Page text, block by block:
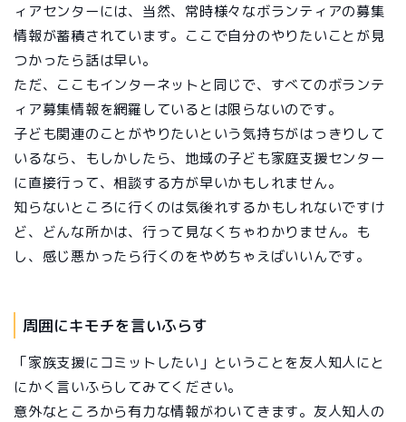
ィアセンターには、当然、常時様々なボランティアの募集
情報が蓄積されています。ここで自分のやりたいことが見
つかったら話は早い。
ただ、ここもインターネットと同じで、すべてのボランテ
ィア募集情報を網羅しているとは限らないのです。
子ども関連のことがやりたいという気持ちがはっきりして
いるなら、もしかしたら、地域の子ども家庭支援センター
に直接行って、相談する方が早いかもしれません。
知らないところに行くのは気後れするかもしれないですけ
ど、どんな所かは、行って見なくちゃわかりません。も
し、感じ悪かったら行くのをやめちゃえばいいんです。
周囲にキモチを言いふらす
「家族支援にコミットしたい」ということを友人知人にと
にかく言いふらしてみてください。
意外なところから有力な情報がわいてきます。友人知人の